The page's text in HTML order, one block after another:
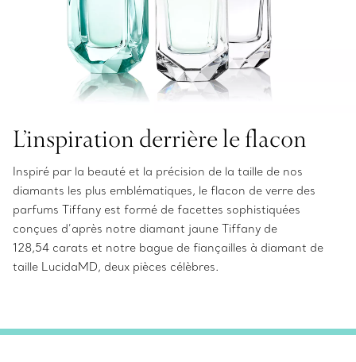
L’inspiration derrière le flacon
Inspiré par la beauté et la précision de la taille de nos
diamants les plus emblématiques, le flacon de verre des
parfums Tiffany est formé de facettes sophistiquées
conçues d’après notre diamant jaune Tiffany de
128,54 carats et notre bague de fiançailles à diamant de
taille LucidaMD, deux pièces célèbres.